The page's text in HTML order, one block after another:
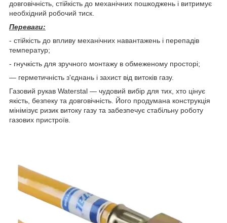
довговічність, стійкість до механічних пошкоджень і витримує
необхідний робочий тиск.
Переваги:
- стійкість до впливу механічних навантажень і перепадів
температур;
- гнучкість для зручного монтажу в обмеженому просторі;
— герметичність з'єднань і захист від витоків газу.
Газовий рукав Waterstal — чудовий вибір для тих, хто цінує
якість, безпеку та довговічність. Його продумана конструкція
мінімізує ризик витоку газу та забезпечує стабільну роботу
газових пристроїв.